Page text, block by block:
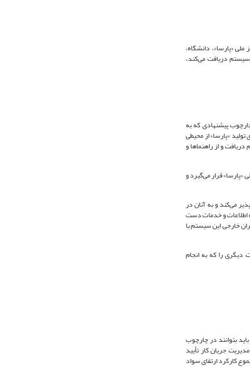
«پارسا»، دانشگاه،
سیستم دریافت می‌کند،
پیشنهادی که به
«پارسا» از محیطی
و از راهنماها و
«پارسا» قرار می‌گیرد و
می‌کند و به آنان در
اطلاعات و خدمات دست
خارجی این سیستم با
دیگری را که به انجام
بتوانند در چارچوب
جریان کار تأیید
کارکرد ارتقای سواد